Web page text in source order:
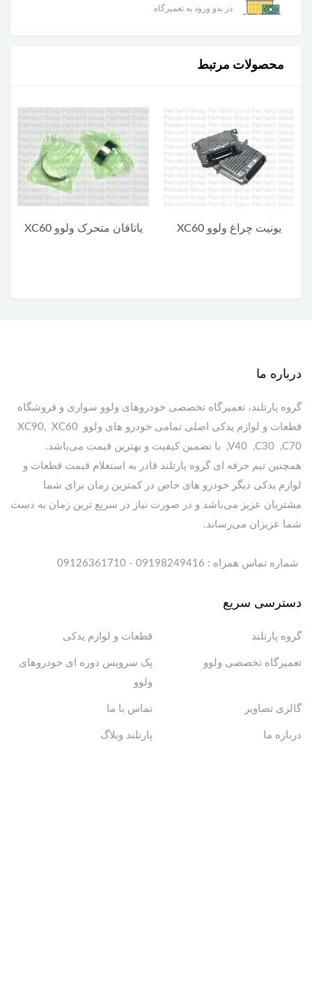
در بدو ورود به تعمیرگاه
محصولات مرتبط
یاتاقان متحرک ولوو XC60 یاتاقان ثابت پایین ولوو XC60
درباره ما
گروه پارتلند، تعمیرگاه تخصصی خودروهای ولوو سواری و فروشگاه
قطعات و لوازم یدکی اصلی تمامی خودرو های ولوو XC90, XC60
,V40 ,C30 ,C70 با تضمین کیفیت و بهترین قیمت می‌باشد.
همچنین تیم حرفه ای گروه پارتلند قادر به استعلام قیمت قطعات و
لوازم یدکی دیگر خودرو های خاص در کمترین زمان برای شما
مشتریان عزیز می‌باشد و در صورت نیاز در سریع ترین زمان به دست
شما عزیزان می‌رساند.
شماره تماس همراه : 09198249416 - 09126361710
دسترسی سریع
گروه پارتلند قطعات و لوازم یدکی
تعمیرگاه تخصصی ولوو
پک سرویس دوره ای خودروهای
ولوو
گالری تصاویر تماس با ما
درباره ما پارتلند وبلاگ